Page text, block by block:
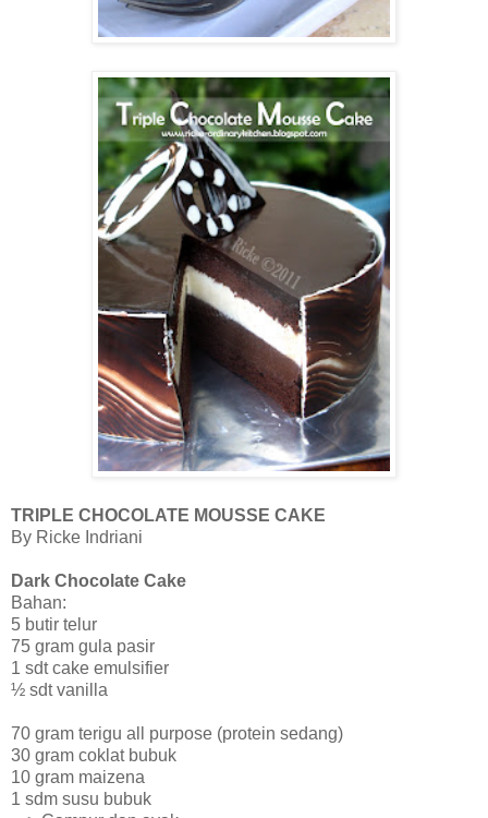
TRIPLE CHOCOLATE MOUSSE CAKE
By Ricke Indriani
Dark Chocolate Cake
Bahan:
5 butir telur
75 gram gula pasir
1 sdt cake emulsifier
½ sdt vanilla
70 gram terigu all purpose (protein sedang)
30 gram coklat bubuk
10 gram maizena
1 sdm susu bubuk